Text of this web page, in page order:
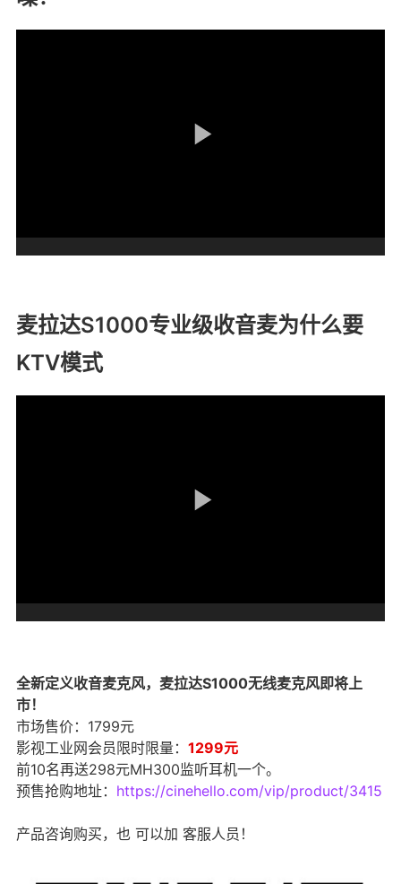
麦拉达S1000专业级收音麦为什么要
KTV模式
全新定义收音麦克风，麦拉达S1000无线麦克风即将上
市！
市场售价：1799元
影视工业网会员限时限量： 1299元
前10名再送298元MH300监听耳机一个。
预售抢购地址： https://cinehello.com/vip/product/3415
产品咨询购买，也 可以加 客服人员！